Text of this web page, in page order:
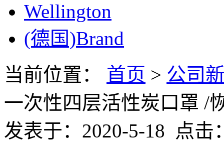
Wellington
(德国)Brand
当前位置： 首页 > 公司
一次性四层活性炭口罩 /
发表于：2020-5-18 点击